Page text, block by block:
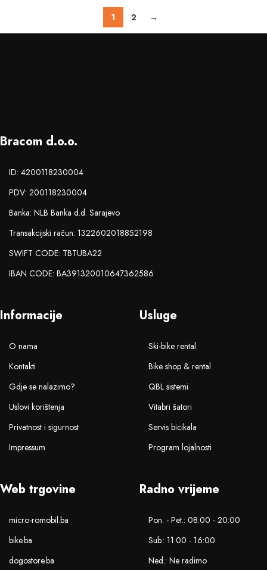
1 2 →
Bracom d.o.o.
ID: 4200118230004
PDV: 200118230004
Banka: NLB Banka d.d. Sarajevo
Transakcijski račun: 1322602018852198
SWIFT CODE: TBTUBA22
IBAN CODE: BA391320010647362586
Informacije
O nama
Kontakti
Gdje se nalazimo?
Uslovi korištenja
Privatnost i sigurnost
Impressum
Usluge
Ski-bike rental
Bike shop & rental
QBL sistemi
Vitabri šatori
Servis bicikala
Program lojalnosti
Web trgovine
micro-romobil.ba
bike.ba
dogostore.ba
Radno vrijeme
Pon. - Pet.: 08:00 - 20:00
Sub.: 11:00 - 16:00
Ned.: Ne radimo